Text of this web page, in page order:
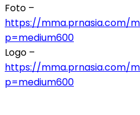
Foto –
https://mma.prnasia.com/
p=medium600
Logo –
https://mma.prnasia.com/
p=medium600